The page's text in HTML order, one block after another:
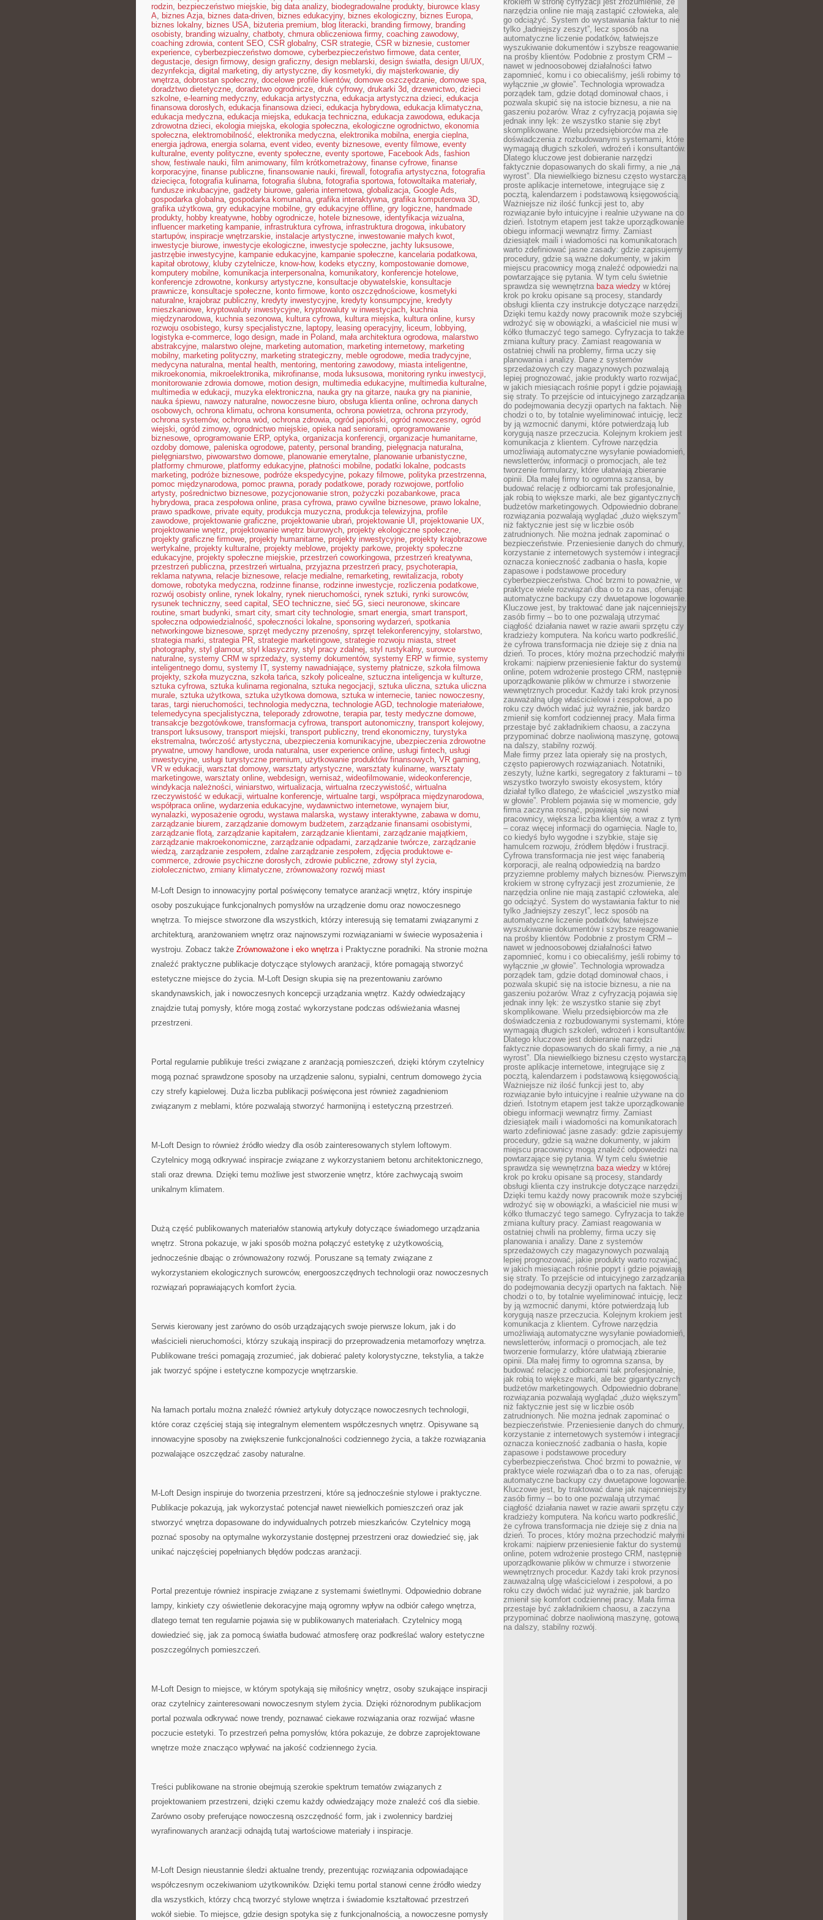
rodzin, bezpieczeństwo miejskie, big data analizy, biodegradowalne produkty, biurowce klasy
A, biznes Azja, biznes data-driven, biznes edukacyjny, biznes ekologiczny, biznes Europa,
biznes lokalny, biznes USA, biżuteria premium, blog literacki, branding firmowy, branding
osobisty, branding wizualny, chatboty, chmura obliczeniowa firmy, coaching zawodowy,
coaching zdrowia, content SEO, CSR globalny, CSR strategie, CSR w biznesie, customer
experience, cyberbezpieczeństwo domowe, cyberbezpieczeństwo firmowe, data center,
degustacje, design firmowy, design graficzny, design meblarski, design światła, design UI/UX,
dezynfekcja, digital marketing, diy artystyczne, diy kosmetyki, diy majsterkowanie, diy
wnętrza, dobrostan społeczny, docelowe profile klientów, domowe oszczędzanie, domowe spa,
doradztwo dietetyczne, doradztwo ogrodnicze, druk cyfrowy, drukarki 3d, drzewnictwo, dzieci
szkolne, e-learning medyczny, edukacja artystyczna, edukacja artystyczna dzieci, edukacja
finansowa dorosłych, edukacja finansowa dzieci, edukacja hybrydowa, edukacja klimatyczna,
edukacja medyczna, edukacja miejska, edukacja techniczna, edukacja zawodowa, edukacja
zdrowotna dzieci, ekologia miejska, ekologia społeczna, ekologiczne ogrodnictwo, ekonomia
społeczna, elektromobilność, elektronika medyczna, elektronika mobilna, energia cieplna,
energia jądrowa, energia solarna, event video, eventy biznesowe, eventy filmowe, eventy
kulturalne, eventy polityczne, eventy społeczne, eventy sportowe, Facebook Ads, fashion
show, festiwale nauki, film animowany, film krótkometrażowy, finanse cyfrowe, finanse
korporacyjne, finanse publiczne, finansowanie nauki, firewall , fotografia artystyczna, fotografia
dziecięca, fotografia kulinarna, fotografia ślubna, fotografia sportowa, fotowoltaika materiały,
fundusze inkubacyjne, gadżety biurowe, galeria internetowa, globalizacja, Google Ads,
gospodarka globalna, gospodarka komunalna, grafika interaktywna, grafika komputerowa 3D,
grafika użytkowa, gry edukacyjne mobilne, gry edukacyjne offline, gry logiczne, handmade
produkty, hobby kreatywne, hobby ogrodnicze, hotele biznesowe, identyfikacja wizualna,
influencer marketing kampanie, infrastruktura cyfrowa, infrastruktura drogowa, inkubatory
startupów, inspiracje wnętrzarskie, instalacje artystyczne, inwestowanie małych kwot,
inwestycje biurowe, inwestycje ekologiczne, inwestycje społeczne, jachty luksusowe,
jastrzębie inwestycyjne, kampanie edukacyjne, kampanie społeczne, kancelaria podatkowa,
kapitał obrotowy, kluby czytelnicze, know-how, kodeks etyczny, kompostowanie domowe,
komputery mobilne, komunikacja interpersonalna, komunikatory, konferencje hotelowe,
konferencje zdrowotne, konkursy artystyczne, konsultacje obywatelskie, konsultacje
prawnicze, konsultacje społeczne, konto firmowe, konto oszczędnościowe, kosmetyki
naturalne, krajobraz publiczny, kredyty inwestycyjne, kredyty konsumpcyjne, kredyty
mieszkaniowe, kryptowaluty inwestycyjne, kryptowaluty w inwestycjach, kuchnia
międzynarodowa, kuchnia sezonowa, kultura cyfrowa, kultura miejska, kultura online, kursy
rozwoju osobistego, kursy specjalistyczne, laptopy, leasing operacyjny, liceum, lobbying,
logistyka e-commerce, logo design, made in Poland, mała architektura ogrodowa, malarstwo
abstrakcyjne, malarstwo olejne, marketing automation, marketing internetowy, marketing
mobilny, marketing polityczny, marketing strategiczny, meble ogrodowe, media tradycyjne,
medycyna naturalna, mental health, mentoring, mentoring zawodowy, miasta inteligentne,
mikroekonomia, mikroelektronika, mikrofinanse, moda luksusowa, monitoring rynku inwestycji,
monitorowanie zdrowia domowe, motion design, multimedia edukacyjne, multimedia kulturalne,
multimedia w edukacji, muzyka elektroniczna, nauka gry na gitarze, nauka gry na pianinie,
nauka śpiewu, nawozy naturalne, nowoczesne biuro, obsługa klienta online, ochrona danych
osobowych, ochrona klimatu, ochrona konsumenta, ochrona powietrza, ochrona przyrody,
ochrona systemów, ochrona wód, ochrona zdrowia, ogród japoński, ogród nowoczesny, ogród
wiejski, ogród zimowy, ogrodnictwo miejskie, opieka nad seniorami, oprogramowanie
biznesowe, oprogramowanie ERP, optyka, organizacja konferencji, organizacje humanitarne,
ozdoby domowe, paleniska ogrodowe, patenty, personal branding, pielęgnacja naturalna,
pielęgniarstwo, piwowarstwo domowe, planowanie emerytalne, planowanie urbanistyczne,
platformy chmurowe, platformy edukacyjne, płatności mobilne, podatki lokalne, podcasts
marketing, podróże biznesowe, podróże ekspedycyjne, pokazy filmowe, polityka przestrzenna,
pomoc międzynarodowa, pomoc prawna, porady podatkowe, porady rozwojowe, portfolio
artysty, pośrednictwo biznesowe, pozycjonowanie stron, pożyczki pozabankowe, praca
hybrydowa, praca zespołowa online, prasa cyfrowa, prawo cywilne biznesowe, prawo lokalne,
prawo spadkowe, private equity, produkcja muzyczna, produkcja telewizyjna, profile
zawodowe, projektowanie graficzne, projektowanie ubrań, projektowanie UI , projektowanie UX,
projektowanie wnętrz, projektowanie wnętrz biurowych, projekty ekologiczne społeczne,
projekty graficzne firmowe, projekty humanitarne, projekty inwestycyjne, projekty krajobrazowe
wertykalne, projekty kulturalne, projekty meblowe, projekty parkowe, projekty społeczne
edukacyjne, projekty społeczne miejskie, przestrzeń coworkingowa, przestrzeń kreatywna,
przestrzeń publiczna, przestrzeń wirtualna, przyjazna przestrzeń pracy, psychoterapia,
reklama natywna, relacje biznesowe, relacje medialne, remarketing, rewitalizacja, roboty
domowe, robotyka medyczna, rodzinne finanse, rodzinne inwestycje, rozliczenia podatkowe,
rozwój osobisty online, rynek lokalny, rynek nieruchomości, rynek sztuki, rynki surowców,
rysunek techniczny, seed capital , SEO techniczne, sieć 5G, sieci neuronowe, skincare
routine, smart budynki, smart city, smart city technologie, smart energia, smart transport,
społeczna odpowiedzialność, społeczności lokalne, sponsoring wydarzeń, spotkania
networkingowe biznesowe, sprzęt medyczny przenośny, sprzęt telekonferencyjny, stolarstwo,
strategia marki, strategia PR, strategie marketingowe, strategie rozwoju miasta, street
photography, styl glamour, styl klasyczny, styl pracy zdalnej, styl rustykalny, surowce
naturalne, systemy CRM w sprzedaży, systemy dokumentów, systemy ERP w firmie, systemy
inteligentnego domu, systemy IT, systemy nawadniające, systemy płatnicze, szkoła filmowa
projekty, szkoła muzyczna, szkoła tańca, szkoły policealne, sztuczna inteligencja w kulturze,
sztuka cyfrowa, sztuka kulinarna regionalna, sztuka negocjacji, sztuka uliczna, sztuka uliczna
murale, sztuka użytkowa, sztuka użytkowa domowa, sztuka w internecie, taniec nowoczesny,
taras, targi nieruchomości, technologia medyczna, technologie AGD, technologie materiałowe,
telemedycyna specjalistyczna, teleporady zdrowotne, terapia par, testy medyczne domowe,
transakcje bezgotówkowe, transformacja cyfrowa, transport autonomiczny, transport kolejowy,
transport luksusowy, transport miejski, transport publiczny, trend ekonomiczny, turystyka
ekstremalna, twórczość artystyczna, ubezpieczenia komunikacyjne, ubezpieczenia zdrowotne
prywatne, umowy handlowe, uroda naturalna, user experience online, usługi fintech, usługi
inwestycyjne, usługi turystyczne premium, użytkowanie produktów finansowych, VR gaming,
VR w edukacji, warsztat domowy, warsztaty artystyczne, warsztaty kulinarne, warsztaty
marketingowe, warsztaty online, webdesign, wernisaż, wideofilmowanie, wideokonferencje,
windykacja należności, winiarstwo, wirtualizacja, wirtualna rzeczywistość, wirtualna
rzeczywistość w edukacji, wirtualne konferencje, wirtualne targi, współpraca międzynarodowa,
współpraca online, wydarzenia edukacyjne, wydawnictwo internetowe, wynajem biur,
wynalazki, wyposażenie ogrodu, wystawa malarska, wystawy interaktywne, zabawa w domu,
zarządzanie biurem, zarządzanie domowym budżetem, zarządzanie finansami osobistymi,
zarządzanie flotą, zarządzanie kapitałem, zarządzanie klientami, zarządzanie majątkiem,
zarządzanie makroekonomiczne, zarządzanie odpadami, zarządzanie twórcze, zarządzanie
wiedzą, zarządzanie zespołem, zdalne zarządzanie zespołem, zdjęcia produktowe e-
commerce, zdrowie psychiczne dorosłych, zdrowie publiczne, zdrowy styl życia,
ziołolecznictwo, zmiany klimatyczne, zrównoważony rozwój miast
M-Loft Design to innowacyjny portal poświęcony tematyce aranżacji wnętrz, który inspiruje
osoby poszukujące funkcjonalnych pomysłów na urządzenie domu oraz nowoczesnego
wnętrza. To miejsce stworzone dla wszystkich, którzy interesują się tematami związanymi z
architekturą, aranżowaniem wnętrz oraz najnowszymi rozwiązaniami w świecie wyposażenia i
wystroju. Zobacz także Zrównoważone i eko wnętrzai Praktyczne poradniki. Na stronie można
znaleźć praktyczne publikacje dotyczące stylowych aranżacji, które pomagają stworzyć
estetyczne miejsce do życia. M-Loft Design skupia się na prezentowaniu zarówno
skandynawskich, jak i nowoczesnych koncepcji urządzania wnętrz. Każdy odwiedzający
znajdzie tutaj pomysły, które mogą zostać wykorzystane podczas odświeżania własnej
przestrzeni.
Portal regularnie publikuje treści związane z aranżacją pomieszczeń, dzięki którym czytelnicy
mogą poznać sprawdzone sposoby na urządzenie salonu, sypialni, centrum domowego życia
czy strefy kąpielowej. Duża liczba publikacji poświęcona jest również zagadnieniom
związanym z meblami, które pozwalają stworzyć harmonijną i estetyczną przestrzeń.
M-Loft Design to również źródło wiedzy dla osób zainteresowanych stylem loftowym.
Czytelnicy mogą odkrywać inspiracje związane z wykorzystaniem betonu architektonicznego,
stali oraz drewna. Dzięki temu możliwe jest stworzenie wnętrz, które zachwycają swoim
unikalnym klimatem.
Dużą część publikowanych materiałów stanowią artykuły dotyczące świadomego urządzania
wnętrz. Strona pokazuje, w jaki sposób można połączyć estetykę z użytkowością,
jednocześnie dbając o zrównoważony rozwój. Poruszane są tematy związane z
wykorzystaniem ekologicznych surowców, energooszczędnych technologii oraz nowoczesnych
rozwiązań poprawiających komfort życia.
Serwis kierowany jest zarówno do osób urządzających swoje pierwsze lokum, jak i do
właścicieli nieruchomości, którzy szukają inspiracji do przeprowadzenia metamorfozy wnętrza.
Publikowane treści pomagają zrozumieć, jak dobierać palety kolorystyczne, tekstylia, a także
jak tworzyć spójne i estetyczne kompozycje wnętrzarskie.
Na łamach portalu można znaleźć również artykuły dotyczące nowoczesnych technologii,
które coraz częściej stają się integralnym elementem współczesnych wnętrz. Opisywane są
innowacyjne sposoby na zwiększenie funkcjonalności codziennego życia, a także rozwiązania
pozwalające oszczędzać zasoby naturalne.
M-Loft Design inspiruje do tworzenia przestrzeni, które są jednocześnie stylowe i praktyczne.
Publikacje pokazują, jak wykorzystać potencjał nawet niewielkich pomieszczeń oraz jak
stworzyć wnętrza dopasowane do indywidualnych potrzeb mieszkańców. Czytelnicy mogą
poznać sposoby na optymalne wykorzystanie dostępnej przestrzeni oraz dowiedzieć się, jak
unikać najczęściej popełnianych błędów podczas aranżacji.
Portal prezentuje również inspiracje związane z systemami świetlnymi. Odpowiednio dobrane
lampy, kinkiety czy oświetlenie dekoracyjne mają ogromny wpływ na odbiór całego wnętrza,
dlatego temat ten regularnie pojawia się w publikowanych materiałach. Czytelnicy mogą
dowiedzieć się, jak za pomocą światła budować atmosferę oraz podkreślać walory estetyczne
poszczególnych pomieszczeń.
M-Loft Design to miejsce, w którym spotykają się miłośnicy wnętrz, osoby szukające inspiracji
oraz czytelnicy zainteresowani nowoczesnym stylem życia. Dzięki różnorodnym publikacjom
portal pozwala odkrywać nowe trendy, poznawać ciekawe rozwiązania oraz rozwijać własne
poczucie estetyki. To przestrzeń pełna pomysłów, która pokazuje, że dobrze zaprojektowane
wnętrze może znacząco wpływać na jakość codziennego życia.
Treści publikowane na stronie obejmują szerokie spektrum tematów związanych z
projektowaniem przestrzeni, dzięki czemu każdy odwiedzający może znaleźć coś dla siebie.
Zarówno osoby preferujące nowoczesną oszczędność form, jak i zwolennicy bardziej
wyrafinowanych aranżacji odnajdą tutaj wartościowe materiały i inspiracje.
M-Loft Design nieustannie śledzi aktualne trendy, prezentując rozwiązania odpowiadające
współczesnym oczekiwaniom użytkowników. Dzięki temu portal stanowi cenne źródło wiedzy
dla wszystkich, którzy chcą tworzyć stylowe wnętrza i świadomie kształtować przestrzeń
wokół siebie. To miejsce, gdzie design spotyka się z funkcjonalnością, a nowoczesne pomysły
narzędzia online nie mają zastąpić człowieka, ale
go odciążyć. System do wystawiania faktur to nie
tylko „ładniejszy zeszyt”, lecz sposób na
automatyczne liczenie podatków, łatwiejsze
wyszukiwanie dokumentów i szybsze reagowanie
na prośby klientów. Podobnie z prostym CRM –
nawet w jednoosobowej działalności łatwo
zapomnieć, komu i co obiecaliśmy, jeśli robimy to
wyłącznie „w głowie”. Technologia wprowadza
porządek tam, gdzie dotąd dominował chaos, i
pozwala skupić się na istocie biznesu, a nie na
gaszeniu pożarów. Wraz z cyfryzacją pojawia się
jednak inny lęk: że wszystko stanie się zbyt
skomplikowane. Wielu przedsiębiorców ma złe
doświadczenia z rozbudowanymi systemami, które
wymagają długich szkoleń, wdrożeń i konsultantów.
Dlatego kluczowe jest dobieranie narzędzi
faktycznie dopasowanych do skali firmy, a nie „na
wyrost”. Dla niewielkiego biznesu często wystarczą
proste aplikacje internetowe, integrujące się z
pocztą, kalendarzem i podstawową księgowością.
Ważniejsze niż ilość funkcji jest to, aby
rozwiązanie było intuicyjne i realnie używane na co
dzień. Istotnym etapem jest także uporządkowanie
obiegu informacji wewnątrz firmy. Zamiast
dziesiątek maili i wiadomości na komunikatorach
warto zdefiniować jasne zasady: gdzie zapisujemy
procedury, gdzie są ważne dokumenty, w jakim
miejscu pracownicy mogą znaleźć odpowiedzi na
powtarzające się pytania. W tym celu świetnie
sprawdza się wewnętrzna baza wiedzy w której
krok po kroku opisane są procesy, standardy
obsługi klienta czy instrukcje dotyczące narzędzi.
Dzięki temu każdy nowy pracownik może szybciej
wdrożyć się w obowiązki, a właściciel nie musi w
kółko tłumaczyć tego samego. Cyfryzacja to także
zmiana kultury pracy. Zamiast reagowania w
ostatniej chwili na problemy, firma uczy się
planowania i analizy. Dane z systemów
sprzedażowych czy magazynowych pozwalają
lepiej prognozować, jakie produkty warto rozwijać,
w jakich miesiącach rośnie popyt i gdzie pojawiają
się straty. To przejście od intuicyjnego zarządzania
do podejmowania decyzji opartych na faktach. Nie
chodzi o to, by totalnie wyeliminować intuicję, lecz
by ją wzmocnić danymi, które potwierdzają lub
korygują nasze przeczucia. Kolejnym krokiem jest
komunikacja z klientem. Cyfrowe narzędzia
umożliwiają automatyczne wysyłanie powiadomień,
newsletterów, informacji o promocjach, ale też
tworzenie formularzy, które ułatwiają zbieranie
opinii. Dla małej firmy to ogromna szansa, by
budować relację z odbiorcami tak profesjonalnie,
jak robią to większe marki, ale bez gigantycznych
budżetów marketingowych. Odpowiednio dobrane
rozwiązania pozwalają wyglądać „dużo większym”
niż faktycznie jest się w liczbie osób
zatrudnionych. Nie można jednak zapominać o
bezpieczeństwie. Przeniesienie danych do chmury,
korzystanie z internetowych systemów i integracji
oznacza konieczność zadbania o hasła, kopie
zapasowe i podstawowe procedury
cyberbezpieczeństwa. Choć brzmi to poważnie, w
praktyce wiele rozwiązań dba o to za nas, oferując
automatyczne backupy czy dwuetapowe logowanie.
Kluczowe jest, by traktować dane jak najcenniejszy
zasób firmy – bo to one pozwalają utrzymać
ciągłość działania nawet w razie awarii sprzętu czy
kradzieży komputera. Na końcu warto podkreślić,
że cyfrowa transformacja nie dzieje się z dnia na
dzień. To proces, który można przechodzić małymi
krokami: najpierw przeniesienie faktur do systemu
online, potem wdrożenie prostego CRM, następnie
uporządkowanie plików w chmurze i stworzenie
wewnętrznych procedur. Każdy taki krok przynosi
zauważalną ulgę właścicielowi i zespołowi, a po
roku czy dwóch widać już wyraźnie, jak bardzo
zmienił się komfort codziennej pracy. Mała firma
przestaje być zakładnikiem chaosu, a zaczyna
przypominać dobrze naoliwioną maszynę, gotową
na dalszy, stabilny rozwój.
Małe firmy przez lata opierały się na prostych,
często papierowych rozwiązaniach. Notatniki,
zeszyty, luźne kartki, segregatory z fakturami – to
wszystko tworzyło swoisty ekosystem, który
działał tylko dlatego, że właściciel „wszystko miał
w głowie”. Problem pojawia się w momencie, gdy
firma zaczyna rosnąć, pojawiają się nowi
pracownicy, większa liczba klientów, a wraz z tym
– coraz więcej informacji do ogarnięcia. Nagle to,
co kiedyś było wygodne i szybkie, staje się
hamulcem rozwoju, źródłem błędów i frustracji.
Cyfrowa transformacja nie jest więc fanaberią
korporacji, ale realną odpowiedzią na bardzo
przyziemne problemy małych biznesów. Pierwszym
krokiem w stronę cyfryzacji jest zrozumienie, że
narzędzia online nie mają zastąpić człowieka, ale
go odciążyć. System do wystawiania faktur to nie
tylko „ładniejszy zeszyt”, lecz sposób na
automatyczne liczenie podatków, łatwiejsze
wyszukiwanie dokumentów i szybsze reagowanie
na prośby klientów. Podobnie z prostym CRM –
nawet w jednoosobowej działalności łatwo
zapomnieć, komu i co obiecaliśmy, jeśli robimy to
wyłącznie „w głowie”. Technologia wprowadza
porządek tam, gdzie dotąd dominował chaos, i
pozwala skupić się na istocie biznesu, a nie na
gaszeniu pożarów. Wraz z cyfryzacją pojawia się
jednak inny lęk: że wszystko stanie się zbyt
skomplikowane. Wielu przedsiębiorców ma złe
doświadczenia z rozbudowanymi systemami, które
wymagają długich szkoleń, wdrożeń i konsultantów.
Dlatego kluczowe jest dobieranie narzędzi
faktycznie dopasowanych do skali firmy, a nie „na
wyrost”. Dla niewielkiego biznesu często wystarczą
proste aplikacje internetowe, integrujące się z
pocztą, kalendarzem i podstawową księgowością.
Ważniejsze niż ilość funkcji jest to, aby
rozwiązanie było intuicyjne i realnie używane na co
dzień. Istotnym etapem jest także uporządkowanie
obiegu informacji wewnątrz firmy. Zamiast
dziesiątek maili i wiadomości na komunikatorach
warto zdefiniować jasne zasady: gdzie zapisujemy
procedury, gdzie są ważne dokumenty, w jakim
miejscu pracownicy mogą znaleźć odpowiedzi na
powtarzające się pytania. W tym celu świetnie
sprawdza się wewnętrzna baza wiedzy w której
krok po kroku opisane są procesy, standardy
obsługi klienta czy instrukcje dotyczące narzędzi.
Dzięki temu każdy nowy pracownik może szybciej
wdrożyć się w obowiązki, a właściciel nie musi w
kółko tłumaczyć tego samego. Cyfryzacja to także
zmiana kultury pracy. Zamiast reagowania w
ostatniej chwili na problemy, firma uczy się
planowania i analizy. Dane z systemów
sprzedażowych czy magazynowych pozwalają
lepiej prognozować, jakie produkty warto rozwijać,
w jakich miesiącach rośnie popyt i gdzie pojawiają
się straty. To przejście od intuicyjnego zarządzania
do podejmowania decyzji opartych na faktach. Nie
chodzi o to, by totalnie wyeliminować intuicję, lecz
by ją wzmocnić danymi, które potwierdzają lub
korygują nasze przeczucia. Kolejnym krokiem jest
komunikacja z klientem. Cyfrowe narzędzia
umożliwiają automatyczne wysyłanie powiadomień,
newsletterów, informacji o promocjach, ale też
tworzenie formularzy, które ułatwiają zbieranie
opinii. Dla małej firmy to ogromna szansa, by
budować relację z odbiorcami tak profesjonalnie,
jak robią to większe marki, ale bez gigantycznych
budżetów marketingowych. Odpowiednio dobrane
rozwiązania pozwalają wyglądać „dużo większym”
niż faktycznie jest się w liczbie osób
zatrudnionych. Nie można jednak zapominać o
bezpieczeństwie. Przeniesienie danych do chmury,
korzystanie z internetowych systemów i integracji
oznacza konieczność zadbania o hasła, kopie
zapasowe i podstawowe procedury
cyberbezpieczeństwa. Choć brzmi to poważnie, w
praktyce wiele rozwiązań dba o to za nas, oferując
automatyczne backupy czy dwuetapowe logowanie.
Kluczowe jest, by traktować dane jak najcenniejszy
zasób firmy – bo to one pozwalają utrzymać
ciągłość działania nawet w razie awarii sprzętu czy
kradzieży komputera. Na końcu warto podkreślić,
że cyfrowa transformacja nie dzieje się z dnia na
dzień. To proces, który można przechodzić małymi
krokami: najpierw przeniesienie faktur do systemu
online, potem wdrożenie prostego CRM, następnie
uporządkowanie plików w chmurze i stworzenie
wewnętrznych procedur. Każdy taki krok przynosi
zauważalną ulgę właścicielowi i zespołowi, a po
roku czy dwóch widać już wyraźnie, jak bardzo
zmienił się komfort codziennej pracy. Mała firma
przestaje być zakładnikiem chaosu, a zaczyna
przypominać dobrze naoliwioną maszynę, gotową
na dalszy, stabilny rozwój.